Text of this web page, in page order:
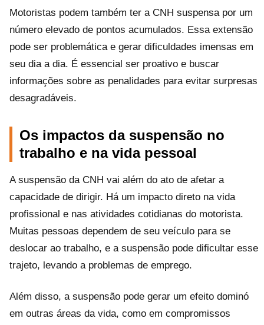
Motoristas podem também ter a CNH suspensa por um
número elevado de pontos acumulados. Essa extensão
pode ser problemática e gerar dificuldades imensas em
seu dia a dia. É essencial ser proativo e buscar
informações sobre as penalidades para evitar surpresas
desagradáveis.
Os impactos da suspensão no
trabalho e na vida pessoal
A suspensão da CNH vai além do ato de afetar a
capacidade de dirigir. Há um impacto direto na vida
profissional e nas atividades cotidianas do motorista.
Muitas pessoas dependem de seu veículo para se
deslocar ao trabalho, e a suspensão pode dificultar esse
trajeto, levando a problemas de emprego.
Além disso, a suspensão pode gerar um efeito dominó
em outras áreas da vida, como em compromissos